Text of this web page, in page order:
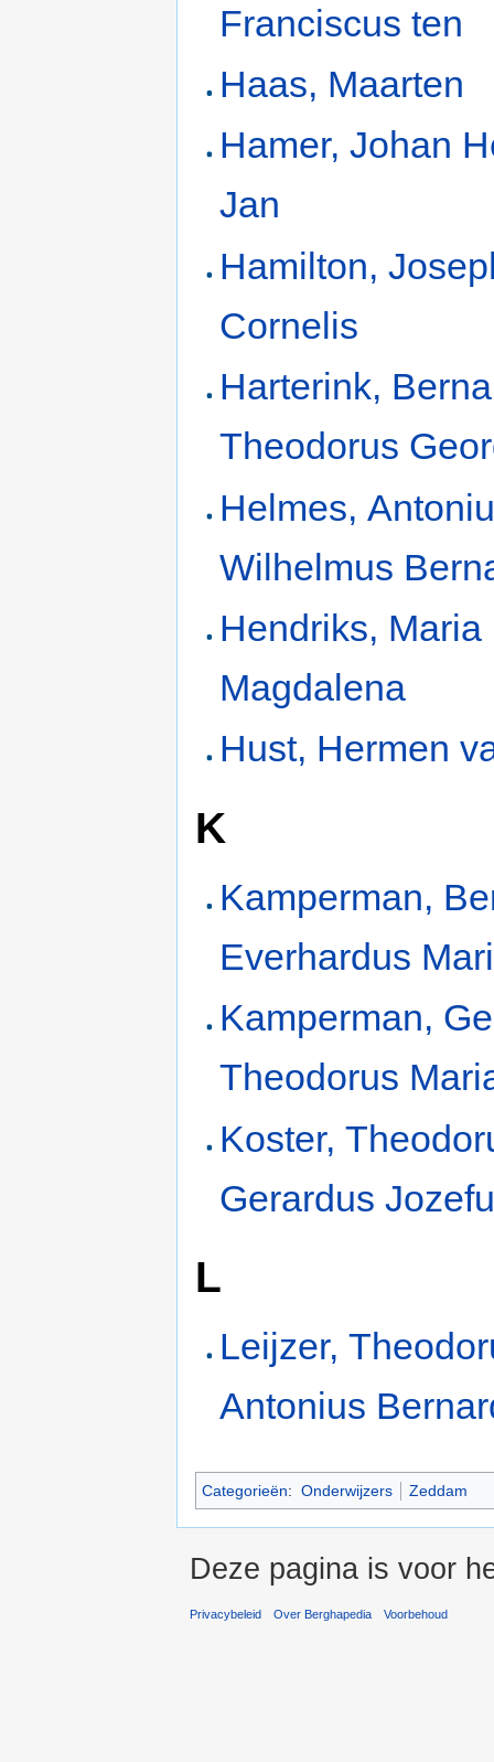
Franciscus ten
Haas, Maarten
Hamer, Johan
Jan
Hamilton,
Cornelis
Harterink,
Theodorus
Helmes,
Wilhelmus
Hendriks, Maria
Magdalena
Hust, Hermen
K
Kamperman,
Everhardus
Kamperman,
Theodorus
Koster,
Gerardus
L
Leijzer,
Antonius
Categorieën: Onderwijzers Zeddam
Deze pagina is voor
Privacybeleid Over Berghapedia Voorbehoud